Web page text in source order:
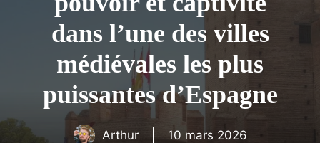
dans l’une des villes
médiévales les plus
puissantes d’Espagne
Arthur 10 mars 2026